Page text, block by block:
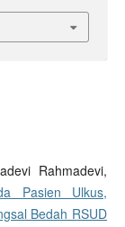
Rahmadevi,
Pasien Ulkus,
Bedah RSUD